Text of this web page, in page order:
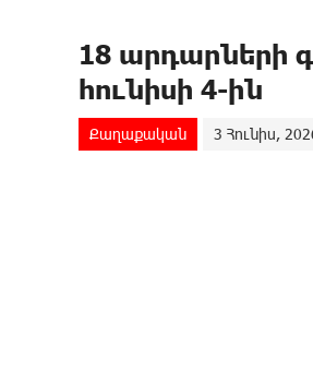
18 արդարների
հունիսի 4-ին
Քաղաքական 3 Հունիս,